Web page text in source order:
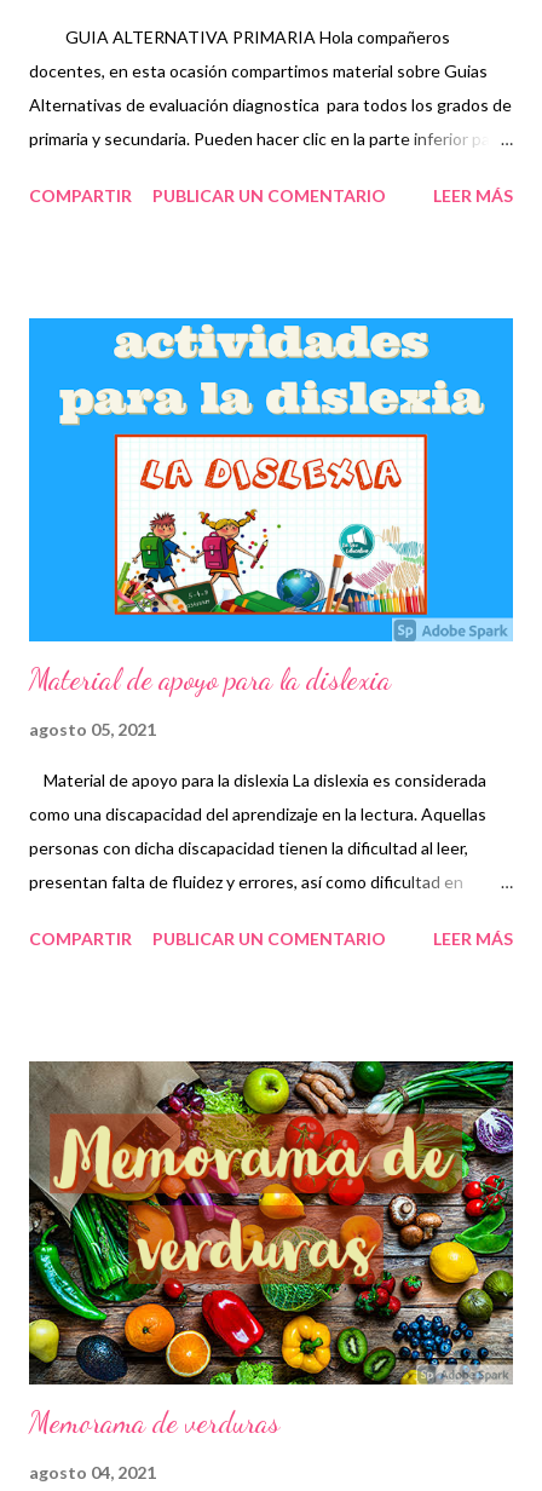
GUIA ALTERNATIVA PRIMARIA Hola compañeros
docentes, en esta ocasión compartimos material sobre Guias
Alternativas de evaluación diagnostica para todos los grados de
primaria y secundaria. Pueden hacer clic en la parte inferior para
refiere al proceso del sistema educativo al documentar y usar
utiliza fundamentalmente como método de prueba, en ella se
demuestran los conocimientos que poseen los estudiantes
sobre el contenido adquirido durante un determinado tiempo,
además de servir como herramienta de repaso para ejercitar
mayormente las debilidades que tenga al resolverlo.
Agradecemos mucho su visita al blog, recordando que los
materiales se comparten de manera gratuita, con el objeto de
COMPARTIR PUBLICAR UN COMENTARIO LEER MÁS
Material de apoyo para la dislexia
agosto 05, 2021
Material de apoyo para la dislexia La dislexia es considerada
como una discapacidad del aprendizaje en la lectura. Aquellas
personas con dicha discapacidad tienen la dificultad al leer,
presentan falta de fluidez y errores, así como dificultad en
destacar que esta dificultad no está relacionada con la
Los expertos afirman que entre el 5 y el 10% de la población
padecen dislexia. Este problema no se soluciona por completo
pero nos podemos enfocar en la enseñanza y estrategias, las
cuales pueden mejorar las habilidades dentro de la lectura.
AGRADECEMOS A LOS CREADORES DE ESTE GRANDIOSO
MATERIAL QUE NOS AYUDARÁ EN ESTA CUARENTENA.
NOSOTROS SÓLO LO COMPARTIMOS CON FINES
EDUCATIVOS. ATENTAMENTE: COMUNIDAD MULTIGRADO
UNITARIA AU...
COMPARTIR PUBLICAR UN COMENTARIO LEER MÁS
Memorama de verduras
agosto 04, 2021